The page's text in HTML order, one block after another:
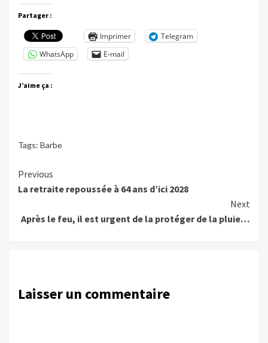
Partager :
Imprimer
Telegram
WhatsApp
E-mail
J’aime ça :
Tags: Barbe
Continue
Reading
Previous
La retraite repoussée à 64 ans d’ici 2028
Next
Après le feu, il est urgent de la protéger de la pluie…
Laisser un commentaire